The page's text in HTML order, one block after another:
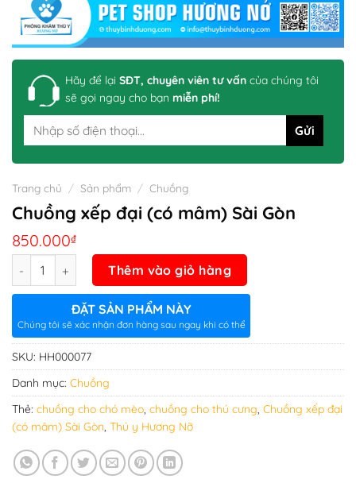
Hãy để lại SĐT, chuyên viên tư vấn của chúng tôi
sẽ gọi ngay cho bạn miễn phí!
Trang chủ / Sản phẩm / Chuồng
Chuồng xếp đại (có mâm) Sài Gòn
850.000₫
Thêm vào giỏ hàng
ĐẶT SẢN PHẨM NÀY
Chúng tôi sẽ xác nhận đơn hàng sau ngay khi có thể
SKU: HH000077
Danh mục: Chuồng
Thẻ: chuồng cho chó mèo, chuồng cho thú cưng, Chuồng xếp đại
(có mâm) Sài Gòn, Thú y Hương Nỡ